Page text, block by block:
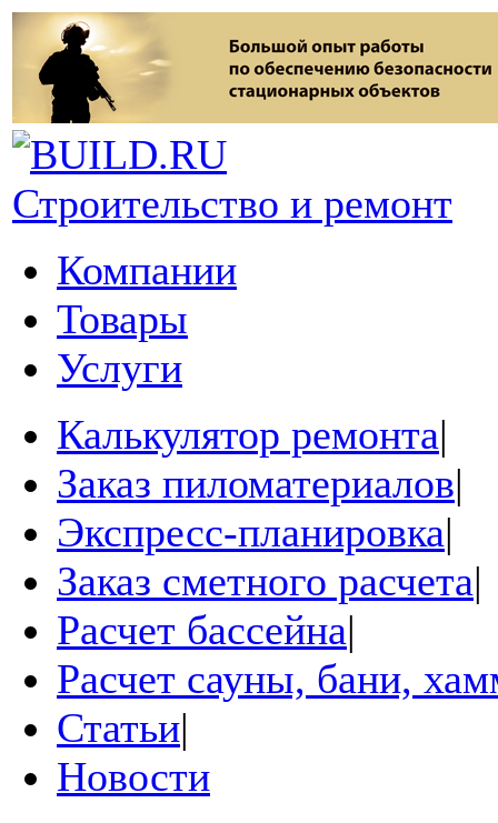
Строительство и ремонт
Компании
Товары
Услуги
Калькулятор ремонта|
Заказ пиломатериалов|
Экспресс-планировка|
Заказ сметного расчета|
Расчет бассейна|
Расчет сауны, бани,
Статьи|
Новости